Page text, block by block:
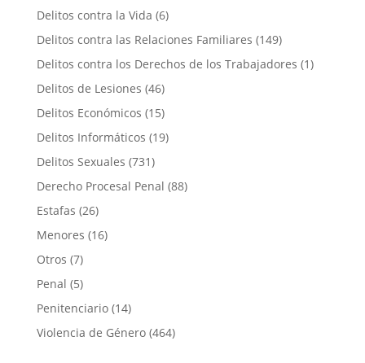
Delitos contra la Vida (6)
Delitos contra las Relaciones Familiares (149)
Delitos contra los Derechos de los Trabajadores (1)
Delitos de Lesiones (46)
Delitos Económicos (15)
Delitos Informáticos (19)
Delitos Sexuales (731)
Derecho Procesal Penal (88)
Estafas (26)
Menores (16)
Otros (7)
Penal (5)
Penitenciario(14)
Violencia de Género(464)